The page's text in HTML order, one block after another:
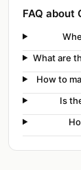
FAQ about
What are
How to
Is